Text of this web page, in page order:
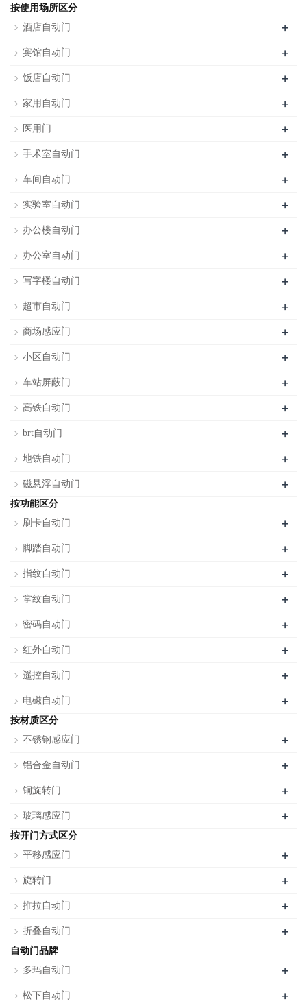
按使用场所区分
酒店自动门
+
宾馆自动门 +
饭店自动门 +
家用自动门 +
医用门 +
手术室自动门 +
车间自动门 +
实验室自动门 +
办公楼自动门 +
办公室自动门 +
写字楼自动门 +
超市自动门 +
商场感应门 +
小区自动门 +
车站屏蔽门 +
高铁自动门 +
brt自动门 +
地铁自动门 +
磁悬浮自动门 +
按功能区分
刷卡自动门
+
脚踏自动门 +
指纹自动门 +
掌纹自动门 +
密码自动门 +
红外自动门 +
遥控自动门 +
电磁自动门 +
按材质区分
不锈钢感应门
+
铝合金自动门 +
铜旋转门 +
玻璃感应门 +
按开门方式区分
平移感应门
+
旋转门 +
推拉自动门 +
折叠自动门 +
自动门品牌
多玛自动门
+
松下自动门 +